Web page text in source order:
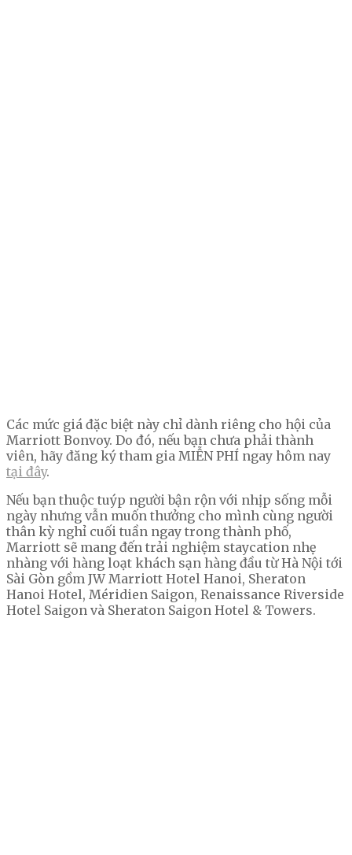
Các mức giá đặc biệt này chỉ dành riêng cho hội của
Marriott Bonvoy. Do đó, nếu bạn chưa phải thành
viên, hãy đăng ký tham gia MIỄN PHÍ ngay hôm nay
tại đây.
Nếu bạn thuộc tuýp người bận rộn với nhịp sống mỗi
ngày nhưng vẫn muốn thưởng cho mình cùng người
thân kỳ nghỉ cuối tuần ngay trong thành phố,
Marriott sẽ mang đến trải nghiệm staycation nhẹ
nhàng với hàng loạt khách sạn hàng đầu từ Hà Nội tới
Sài Gòn gồm JW Marriott Hotel Hanoi, Sheraton
Hanoi Hotel, Méridien Saigon, Renaissance Riverside
Hotel Saigon và Sheraton Saigon Hotel & Towers.